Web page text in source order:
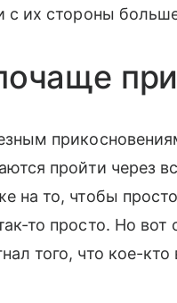
с их стороны
пройти через
на то, чтобы
то просто. Но
того, что кое-